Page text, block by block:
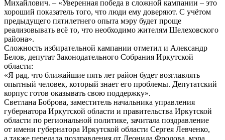
Михайлович. – «Уверенная победа в сложной кампании – это
хороший показатель того, что люди ему доверяют. С учётом
предыдущего пятилетнего опыта мэру будет проще
реализовывать всё то, что необходимо жителям Шелеховского
района».
Сложность избирательной кампании отметил и Александр
Белов, депутат Законодательного Собрания Иркутской
области:
«Я рад, что ближайшие пять лет район будет возглавлять
опытный человек, который знает его проблемы. Депутатский
корпус готов оказывать свою поддержку».
Светлана Боброва, заместитель начальника управления
губернатора Иркутской области и правительства Иркутской
области по региональной политике, зачитала поздравление
от имени губернатора Иркутской области Сергея Левченко,
а также передала поздравления от Леонида Фролова, мэра